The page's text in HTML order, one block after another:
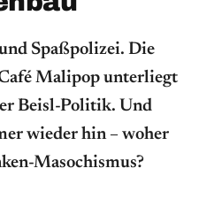
Spaßpolizei. Die
Malipop unterliegt
Beisl-Politik. Und
wieder hin – woher
Masochismus?